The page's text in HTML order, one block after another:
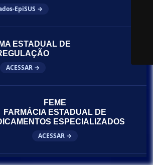
EpiSUS →
ESTADUAL DE
ACESSAR →
FEME
FARMÁCIA ESTADUAL DE
ESPECIALIZADOS
ACESSAR →